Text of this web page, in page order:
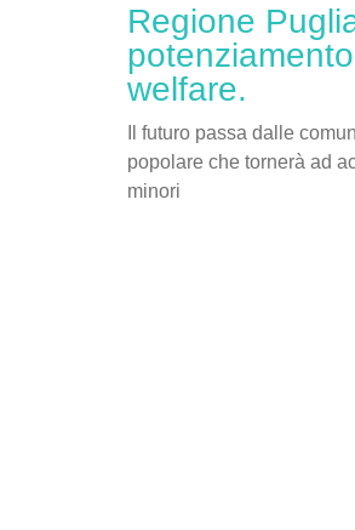
Regione
welfare.
Il futuro passa dalle
popolare che tornerà ad
minori